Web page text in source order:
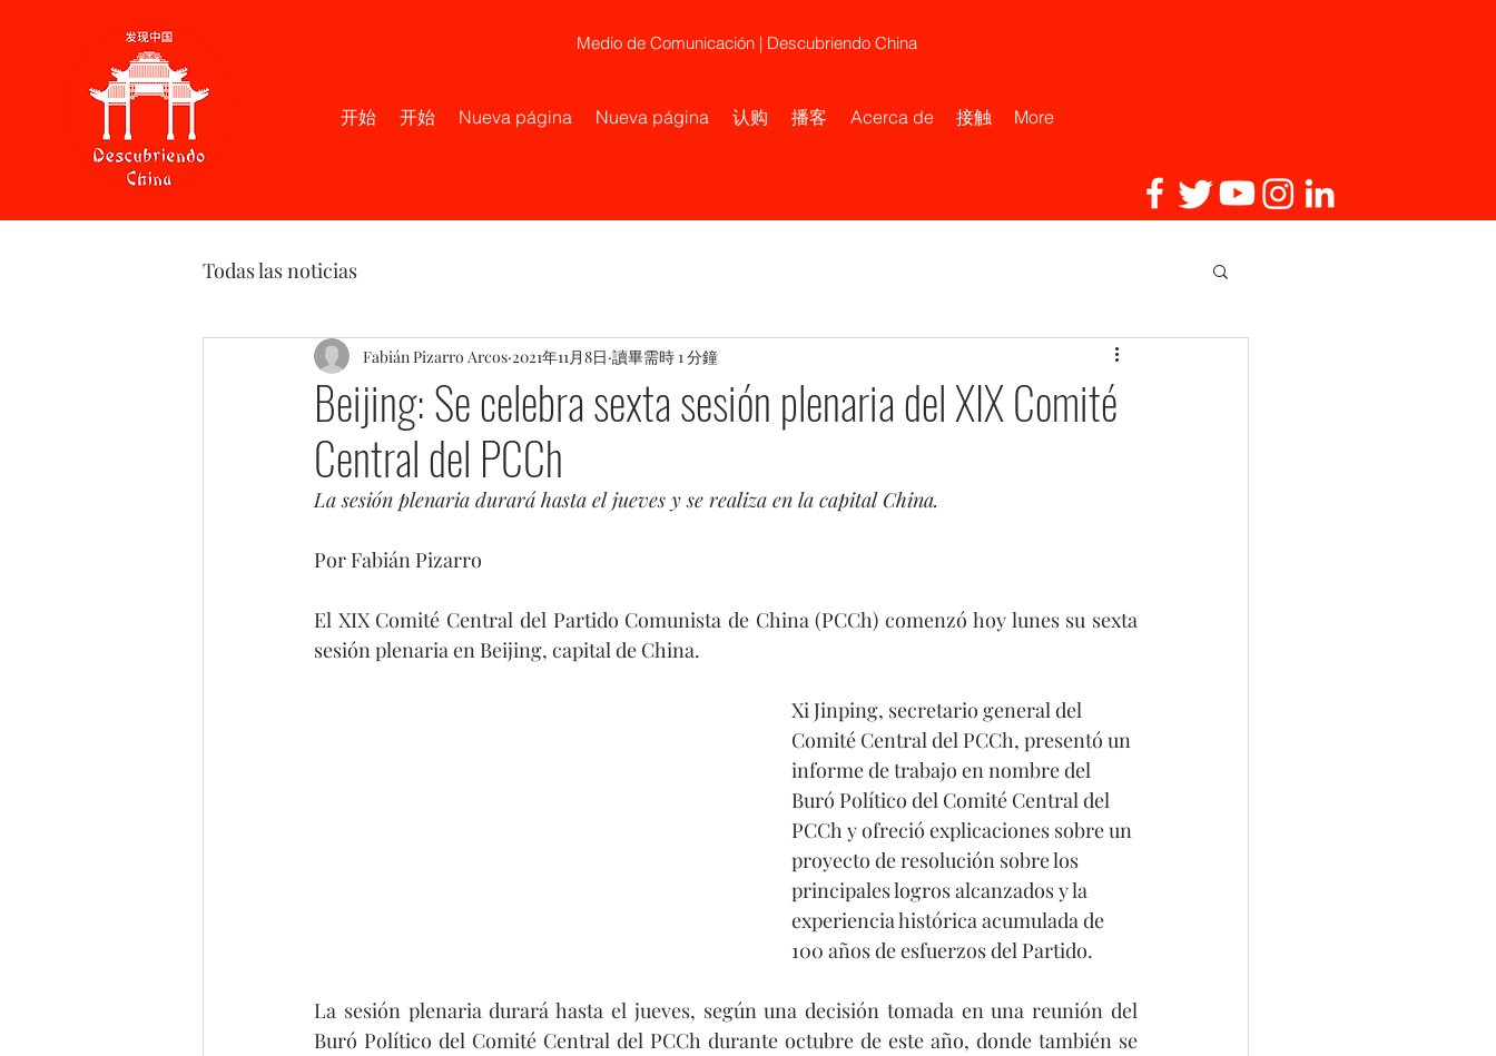
Medio de Comunicación | Descubriendo China
开始 开始 Nueva página Nueva página 认购 播客 Acerca de 接触 More
Todas las noticias
Beijing: Se celebra sexta sesión plenaria del XIX Comité
Central del PCCh
Fabián Pizarro Arcos 2021年11月8日 讀畢需時 1 分鐘
La sesión plenaria durará hasta el jueves y se realiza en la capital China.
Por Fabián Pizarro
El XIX Comité Central del Partido Comunista de China (PCCh) comenzó hoy lunes su sexta
sesión plenaria en Beijing, capital de China.
Xi Jinping, secretario general del
Comité Central del PCCh, presentó un
informe de trabajo en nombre del
Buró Político del Comité Central del
PCCh y ofreció explicaciones sobre un
proyecto de resolución sobre los
principales logros alcanzados y la
experiencia histórica acumulada de
100 años de esfuerzos del Partido.
La sesión plenaria durará hasta el jueves, según una decisión tomada en una reunión del
Buró Político del Comité Central del PCCh durante octubre de este año, donde también se